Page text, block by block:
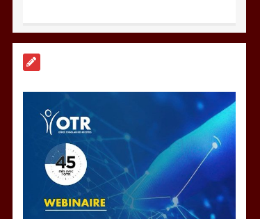
» : La fiscalité des
3 minutes
DAGL/OCCUPATION
ANARCHIQUE DU